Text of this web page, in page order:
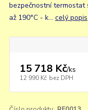
bezpečnostní
až 190°C - k... celý popis
15 718 Kč/ks
12 990 Kč bez DPH